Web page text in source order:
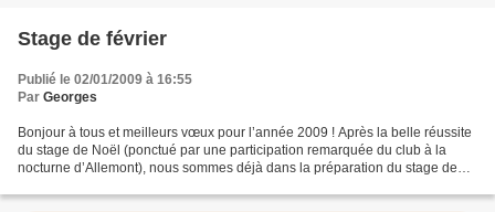
Stage de février
Publié le 02/01/2009 à 16:55
Par Georges
Bonjour à tous et meilleurs vœux pour l’année 2009 ! Après la belle réussite
du stage de Noël (ponctué par une participation remarquée du club à la
nocturne d’Allemont), nous sommes déjà dans la préparation du stage de